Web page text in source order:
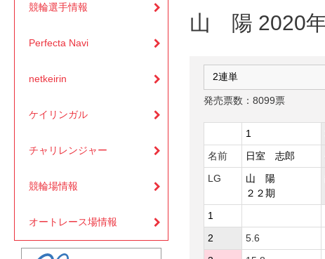
競輪選手情報
Perfecta Navi
netkeirin
ケイリンガル
チャリレンジャー
競輪場情報
オートレース場情報
山 陽 2020年
発売票数：8099票
1
名前
日室 志郎
LG
山 陽
２２期
1
2
5.6